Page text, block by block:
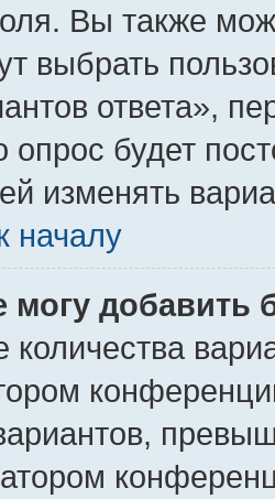
Вы также
выбрать
ответа»,
опрос будет
изменять
началу
могу добавить